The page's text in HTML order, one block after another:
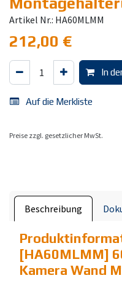
Artikel Nr.: HA60MLMM
212,00 €
In
Auf die Merkliste
Preise zzgl. gesetzlicher MwSt.
Beschreibung
[HA60MLMM]
Kamera Wand